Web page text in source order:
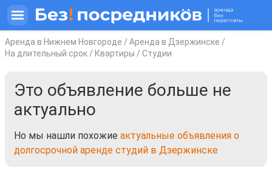
Аренда в Нижнем Новгороде / Аренда в Дзержинске /
На длительный срок / Квартиры / Студии
Это объявление больше не
актуально
Но мы нашли похожие актуальные объявления о
долгосрочной аренде студий в Дзержинске